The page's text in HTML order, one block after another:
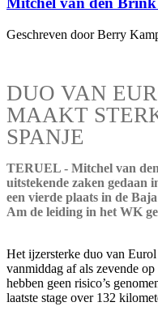
Geschreven door Berry
DUO VAN
MAAKT
SPANJE
TERUEL - Mitchel van
uitstekende zaken
een vierde plaats in de
Am de leiding in het WK
Het ijzersterke duo van
vanmiddag af als zevende
hebben geen risico’s
laatste stage over 132